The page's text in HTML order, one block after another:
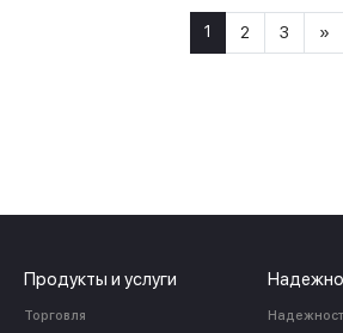
1 2 3 »
Продукты и услуги
Торговля